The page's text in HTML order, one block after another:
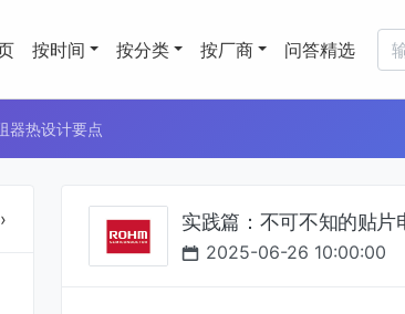
按时间 按分类 按厂商 问答精选
器热设计要点
实践篇：不可不知的贴片
2025-06-26 10:00:00